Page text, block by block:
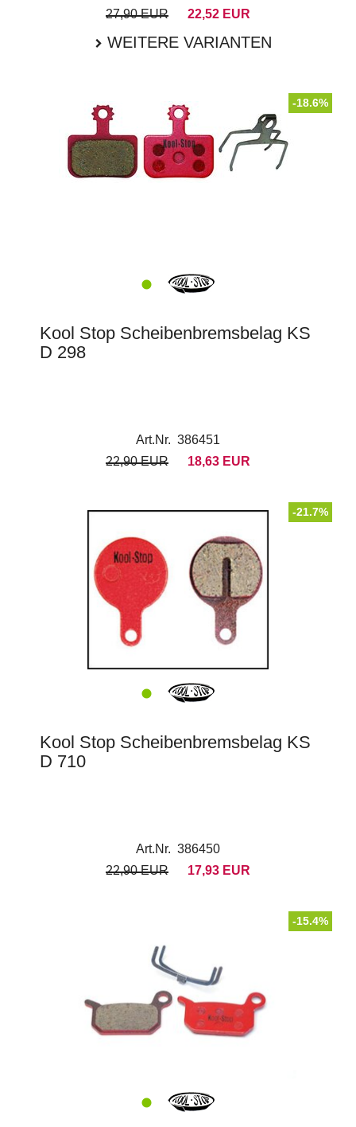
27,90 EUR
22,52 EUR
WEITERE VARIANTEN
-18.6%
Kool Stop Scheibenbremsbelag KS
D 298
Art.Nr. 386451
22,90 EUR
18,63 EUR
-21.7%
Kool Stop Scheibenbremsbelag KS
D 710
Art.Nr. 386450
22,90 EUR
17,93 EUR
-15.4%